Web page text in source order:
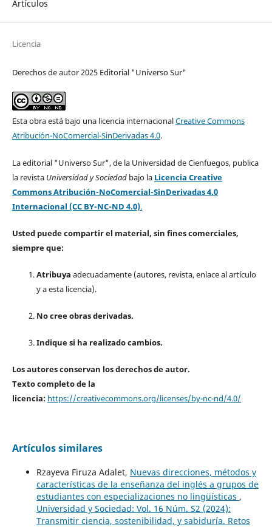
Artículos
Licencia
Derechos de autor 2025 Editorial "Universo Sur"
Esta obra está bajo una licencia internacionalCreative Commons
Atribución-NoComercial-SinDerivadas 4.0.
La editorial "Universo Sur", de la Universidad de Cienfuegos, publica
la revista Universidad y Sociedad bajo la Licencia Creative
Commons Atribución-NoComercial-SinDerivadas 4.0
Internacional (CC BY-NC-ND 4.0).
Usted puede compartir el material, sin fines comerciales,
siempre que:
Atribuya adecuadamente (autores, revista, enlace al artículo
y a esta licencia).
No cree obras derivadas.
Indique si ha realizado cambios.
Los autores conservan los derechos de autor.
Texto completo de la
licencia: https://creativecommons.org/licenses/by-nc-nd/4.0/
Artículos similares
Rzayeva Firuza Adalet, Nuevas direcciones, métodos y
características de la enseñanza del inglés a grupos de
estudiantes con especializaciones no lingüísticas ,
Universidad y Sociedad: Vol. 16 Núm. S2 (2024):
Transmitir ciencia, sostenibilidad, y sabiduría. Retos